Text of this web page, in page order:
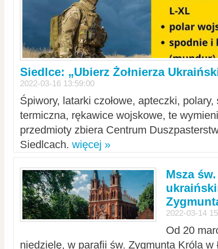
Siedlce: „Ubierz Żołnierza
2022-03-16 13:59:00
Śpiwory, latarki czołowe, apteczki,
termiczna, rękawice wojskowe, te
przedmioty zbiera Centrum
Siedlcach. więcej »
Msza
2022-03-14
Od 20
niedzielę, w parafii św. Zygmunta Króla w